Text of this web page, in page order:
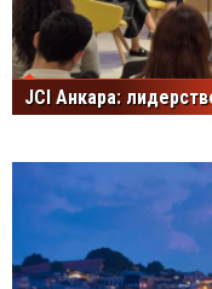
JCI Анкара: